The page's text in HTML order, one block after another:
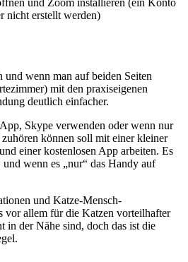
nicht erstellt werden)
wenn man auf beiden Seiten
mit den praxiseigenen
deutlich einfacher.
Skype verwenden oder wenn nur
können soll mit einer kleiner
einer kostenlosen App arbeiten. Es
wenn es „nur“ das Handy auf
und Katze-Mensch-
vor allem für die Katzen vorteilhafter
in der Nähe sind, doch das ist die